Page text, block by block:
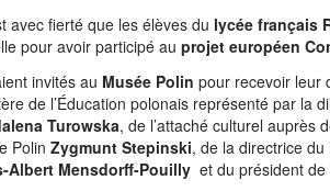
avec fierté que les élèves du lycée français
pour avoir participé au projet européen
invités au Musée Polin pour recevoir leur
de l’Éducation polonais représenté par la
Turowska, de l’attaché culturel auprès
Polin Zygmunt Stepinski, de la directrice
Albert Mensdorff-Pouilly et du président de